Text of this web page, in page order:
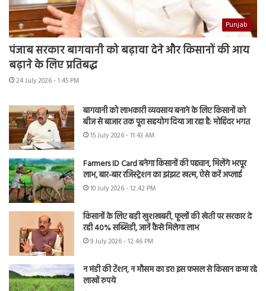
Punjab
पंजाब सरकार बागवानी को बढ़ावा देने और किसानों की आय
बढ़ाने के लिए प्रतिबद्ध
24 July 2026 - 1:45 PM
बागवानी को लाभकारी व्यवसाय बनाने के लिए किसानों को
बीज से बाजार तक पूरा सहयोग दिया जा रहा है: मोहिंदर भगत
15 July 2026 - 11:43 AM
Farmers ID Card बनेगा किसानों की पहचान, मिलेंगे भरपूर
लाभ, बार-बार रजिस्ट्रेशन का झंझट खत्म, ऐसे करें अप्लाई
10 July 2026 - 12:42 PM
किसानों के लिए बड़ी खुशखबरी, फूलों की खेती पर सरकार दे
रही 40% सब्सिडी, जानें कैसे मिलेगा लाभ
9 July 2026 - 12:46 PM
न मंडी की टेंशन, न मौसम का डर! इस फसल से किसान कमा रहे
लाखों रुपये